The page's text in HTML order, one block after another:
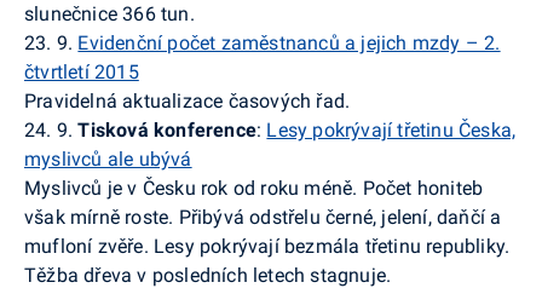
slunečnice 366 tun.
23. 9. Evidenční počet zaměstnanců a jejich mzdy – 2.
čtvrtletí 2015
Pravidelná aktualizace časových řad.
24. 9.Tisková konference: Lesy pokrývají třetinu Česka,
myslivců ale ubývá
Myslivců je v Česku rok od roku méně. Počet honiteb
však mírně roste. Přibývá odstřelu černé, jelení, daňčí a
mufloní zvěře. Lesy pokrývají bezmála třetinu republiky.
Těžba dřeva v posledních letech stagnuje.